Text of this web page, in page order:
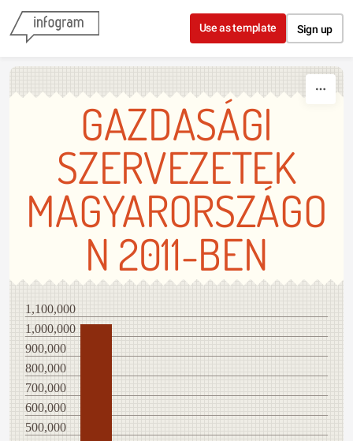
Skip to content
Use as template Sign up
GAZDASÁGI
SZERVEZETEK
MAGYARORSZÁGO
N 2011-BEN
1,100,000
1,000,000
900,000
800,000
700,000
600,000
500,000